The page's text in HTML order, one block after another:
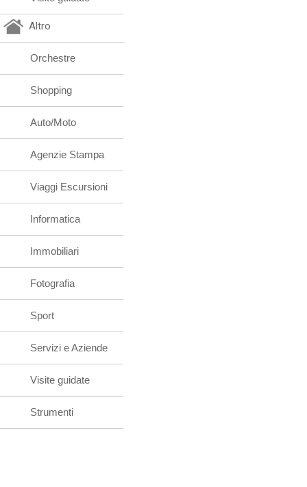
Altro
Orchestre
Shopping
Auto/Moto
Agenzie Stampa
Viaggi Escursioni
Informatica
Immobiliari
Fotografia
Sport
Servizi e Aziende
Visite guidate
Strumenti